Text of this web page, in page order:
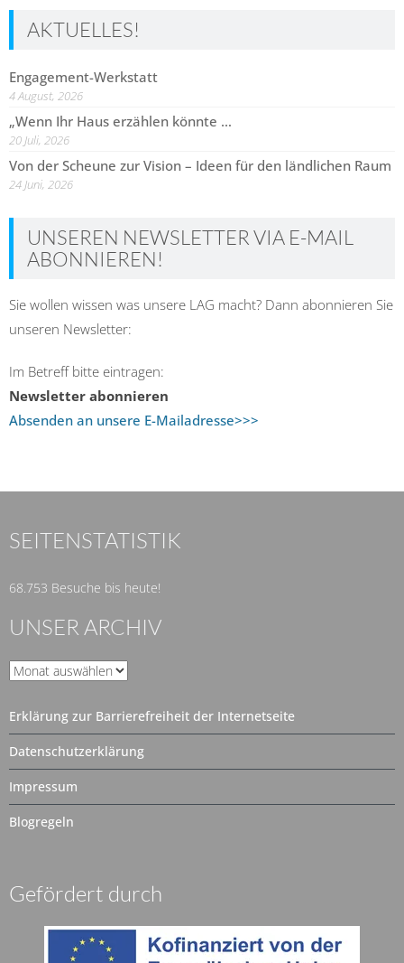
AKTUELLES!
Engagement-Werkstatt
4 August, 2026
„Wenn Ihr Haus erzählen könnte …
20 Juli, 2026
Von der Scheune zur Vision – Ideen für den ländlichen Raum
24 Juni, 2026
UNSEREN NEWSLETTER VIA E-MAIL
ABONNIEREN!
Sie wollen wissen was unsere LAG macht? Dann abonnieren Sie
unseren Newsletter:
Im Betreff bitte eintragen:
Newsletter abonnieren
Absenden an unsere E-Mailadresse>>>
SEITENSTATISTIK
68.753 Besuche bis heute!
UNSER ARCHIV
Unser
Erklärung zur Barrierefreiheit der Internetseite
Datenschutzerklärung
Impressum
Blogregeln
Gefördert durch